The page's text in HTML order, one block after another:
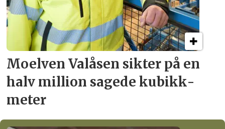
Moelven Valåsen sikter på en
halv million sagede kubikk­
meter